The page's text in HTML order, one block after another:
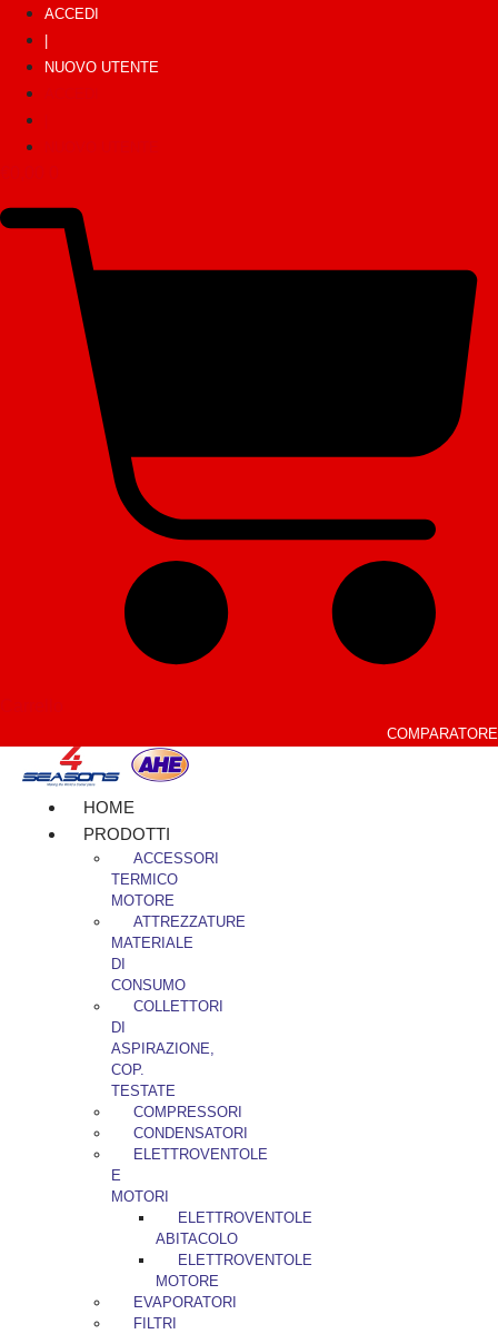
ACCEDI
NUOVO UTENTE
COMPARATORE
HOME
PRODOTTI
ACCESSORI
TERMICO
MOTORE
ATTREZZATURE
MATERIALE
DI
CONSUMO
COLLETTORI
DI
ASPIRAZIONE,
COP.
TESTATE
COMPRESSORI
CONDENSATORI
ELETTROVENTOLE
E
MOTORI
ELETTROVENTOLE
ABITACOLO
ELETTROVENTOLE
MOTORE
EVAPORATORI
FILTRI